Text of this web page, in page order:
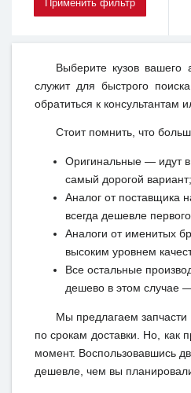
Выберите кузов
служит для быстрого
обратиться к консультантам
Стоит помнить, что
Оригинальные — идут в
самый дорогой вариант;
Аналог от поставщика
всегда дешевле
Аналоги от именитых
высоким уровнем
Все остальные
дешево в этом случае
Мы предлагаем
по срокам доставки. Но, как
момент. Воспользовавшись
дешевле, чем вы